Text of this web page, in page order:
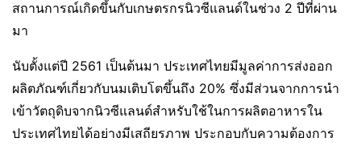
สถานการณ์เกิดขึ้นกับเกษตรกรนิวซีแลนด์ในช่วง 2 ปีที่ผ่าน
มา
นับตั้งแต่ปี 2561 เป็นต้นมา ประเทศไทยมีมูลค่าการส่งออก
ผลิตภัณฑ์เกี่ยวกับนมเติบโตขึ้นถึง 20% ซึ่งมีส่วนจากการนำ
เข้าวัตถุดิบจากนิวซีแลนด์สำหรับใช้ในการผลิตอาหารใน
ประเทศไทยได้อย่างมีเสถียรภาพ ประกอบกับความต้องการ